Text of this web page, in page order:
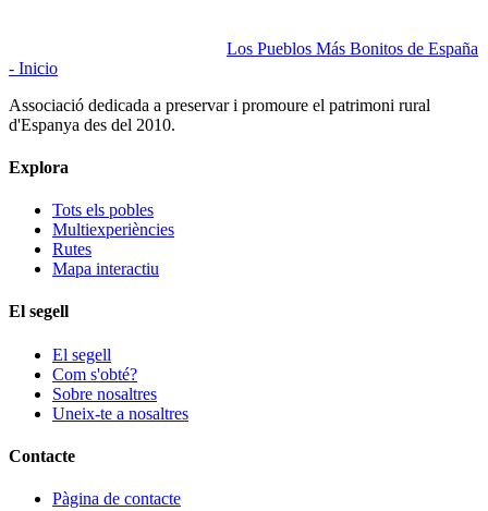
Los Pueblos Más Bonitos de España
- Inicio
Associació dedicada a preservar i promoure el patrimoni rural
d'Espanya des del 2010.
Explora
Tots els pobles
Multiexperiències
Rutes
Mapa interactiu
El segell
El segell
Com s'obté?
Sobre nosaltres
Uneix-te a nosaltres
Contacte
Pàgina de contacte